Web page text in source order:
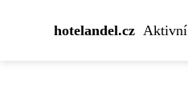
hotelandel.cz Aktivní